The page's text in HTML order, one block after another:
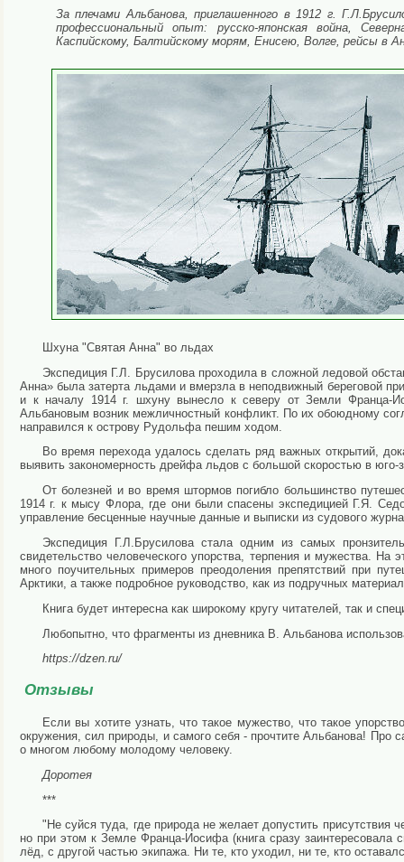
За плечами Альбанова, приглашенного в 1912 г.
профессиональный опыт: русско-японская война,
Каспийскому, Балтийскому морям, Енисею, Волге, рейсы в
Шхуна "Святая Анна" во льдах
Экспедиция Г.Л. Брусилова проходила в сложной ледовой
Анна» была затерта льдами и вмерзла в неподвижный береговой
и к началу 1914 г. шхуну вынесло к северу от Земли Франца-
Альбановым возник межличностный конфликт. По их обоюдному
направился к острову Рудольфа пешим ходом.
Во время перехода удалось сделать ряд важных открытий,
выявить закономерность дрейфа льдов с большой скоростью в
От болезней и во время штормов погибло большинство
1914 г. к мысу Флора, где они были спасены экспедицией Г.Я.
управление бесценные научные данные и выписки из судового
Экспедиция Г.Л.Брусилова стала одним из самых
свидетельство человеческого упорства, терпения и мужества.
много поучительных примеров преодоления препятствий при
Арктики, а также подробное руководство, как из подручных
Книга будет интересна как широкому кругу читателей, так и
Любопытно, что фрагменты из дневника В. Альбанова
https://dzen.ru/
Отзывы
Если вы хотите узнать, что такое мужество, что такое
окружения, сил природы, и самого себя - прочтите Альбанова! Про
о многом любому молодому человеку.
Доротея
***
"Не суйся туда, где природа не желает допустить
но при этом к Земле Франца-Иосифа (книга сразу
лёд, с другой частью экипажа. Ни те, кто уходил, ни те, кто